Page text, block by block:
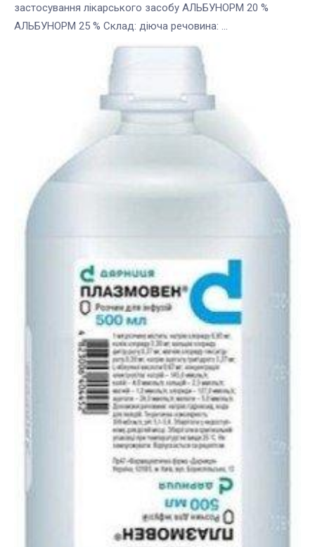
застосування лікарського засобу АЛЬБУНОРМ 20 %
АЛЬБУНОРМ 25 % Склад: діюча речовина: ...